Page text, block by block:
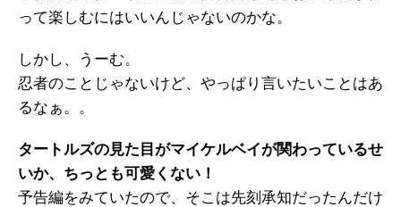
って楽しむにはいいんじゃないのかな。
しかし、うーむ。
忍者のことじゃないけど、やっぱり言いたいことはあ
るなぁ。。
タートルズの見た目がマイケルベイが関わっているせ
いか、ちっとも可愛くない！
予告編をみていたので、そこは先刻承知だったんだけ